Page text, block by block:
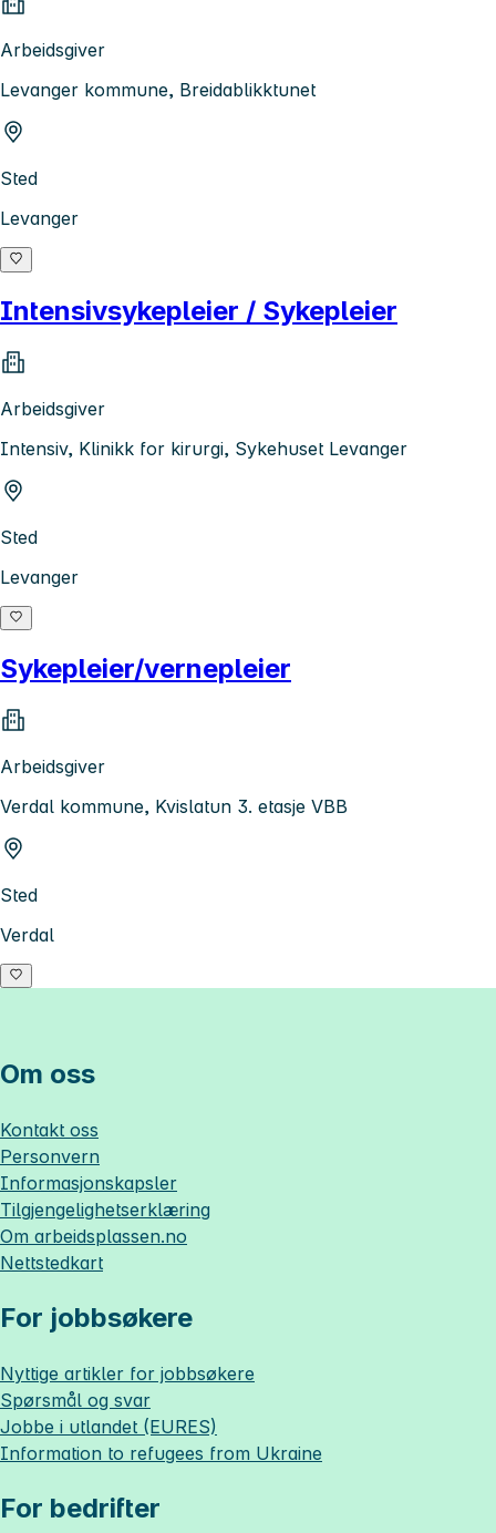
Arbeidsgiver
Levanger kommune, Breidablikktunet
Sted
Levanger
Intensivsykepleier / Sykepleier
Arbeidsgiver
Intensiv, Klinikk for kirurgi, Sykehuset Levanger
Sted
Levanger
Sykepleier/vernepleier
Arbeidsgiver
Verdal kommune, Kvislatun 3. etasje VBB
Sted
Verdal
Om oss
Kontakt oss
Personvern
Informasjonskapsler
Tilgjengelighetserklæring
Om arbeidsplassen.no
Nettstedkart
For jobbsøkere
Nyttige artikler for jobbsøkere
Spørsmål og svar
Jobbe i utlandet (EURES)
Information to refugees from Ukraine
For bedrifter